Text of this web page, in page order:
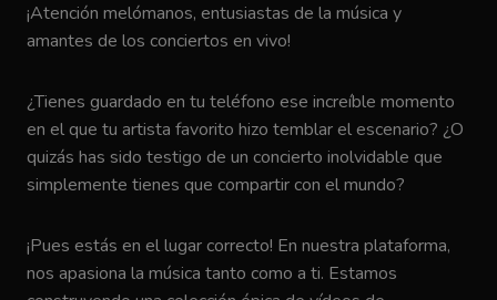
¡Atención melómanos, entusiastas de la música y
amantes de los conciertos en vivo!
¿Tienes guardado en tu teléfono ese increíble momento
en el que tu artista favorito hizo temblar el escenario? ¿O
quizás has sido testigo de un concierto inolvidable que
simplemente tienes que compartir con el mundo?
¡Pues estás en el lugar correcto! En nuestra plataforma,
nos apasiona la música tanto como a ti. Estamos